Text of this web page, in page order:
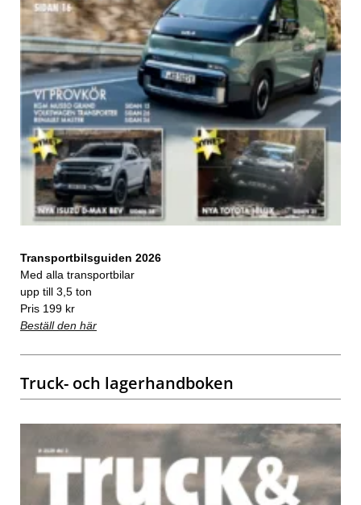
Transportbilsguiden 2026
Med alla transportbilar
upp till 3,5 ton
Pris 199 kr
Beställ den här
Truck- och lagerhandboken